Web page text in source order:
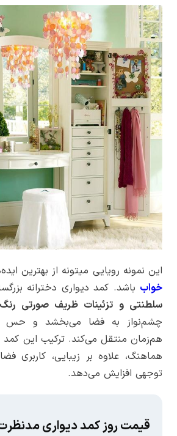
این نمونه رویایی میتونه از بهترین
خواب باشد. کمد دیواری دخترانه
سلطنتی و تزئینات ظریف صورتی‌ رنگ
چشم‌نواز به فضا می‌بخشد و حس
هم‌زمان منتقل می‌کند. ترکیب این کمد
هماهنگ، علاوه بر زیبایی، کاربری
توجهی افزایش می‌دهد.
قیمت روز کمد دیواری مدنظرت